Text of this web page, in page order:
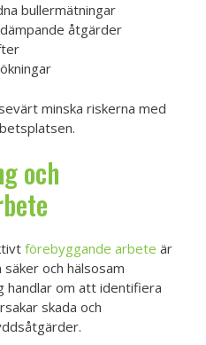
bullermätningar
åtgärder
minska riskerna med
och
förebyggande arbete är
och hälsosam
handlar om att identifiera
skada och